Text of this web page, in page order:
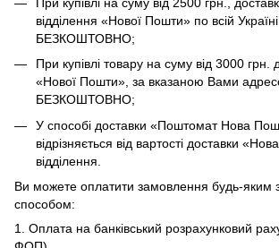
відділення «Нової Пошти» по всій
БЕЗКОШТОВНО;
При купівлі товару на суму від 3000 грн.
«Нової Пошти», за вказаною Вами
БЕЗКОШТОВНО;
У способі доставки «Поштомат Нова
відрізняється від вартості доставки
відділення.
Ви можете оплатити замовлення будь-яким
способом:
1. Оплата на банківський розрахунковий